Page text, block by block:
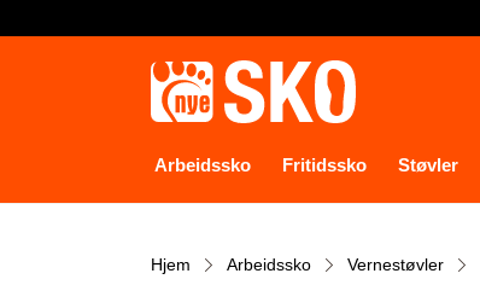
Arbeidssko Fritidssko Støvler
Hjem Arbeidssko Vernestøvler